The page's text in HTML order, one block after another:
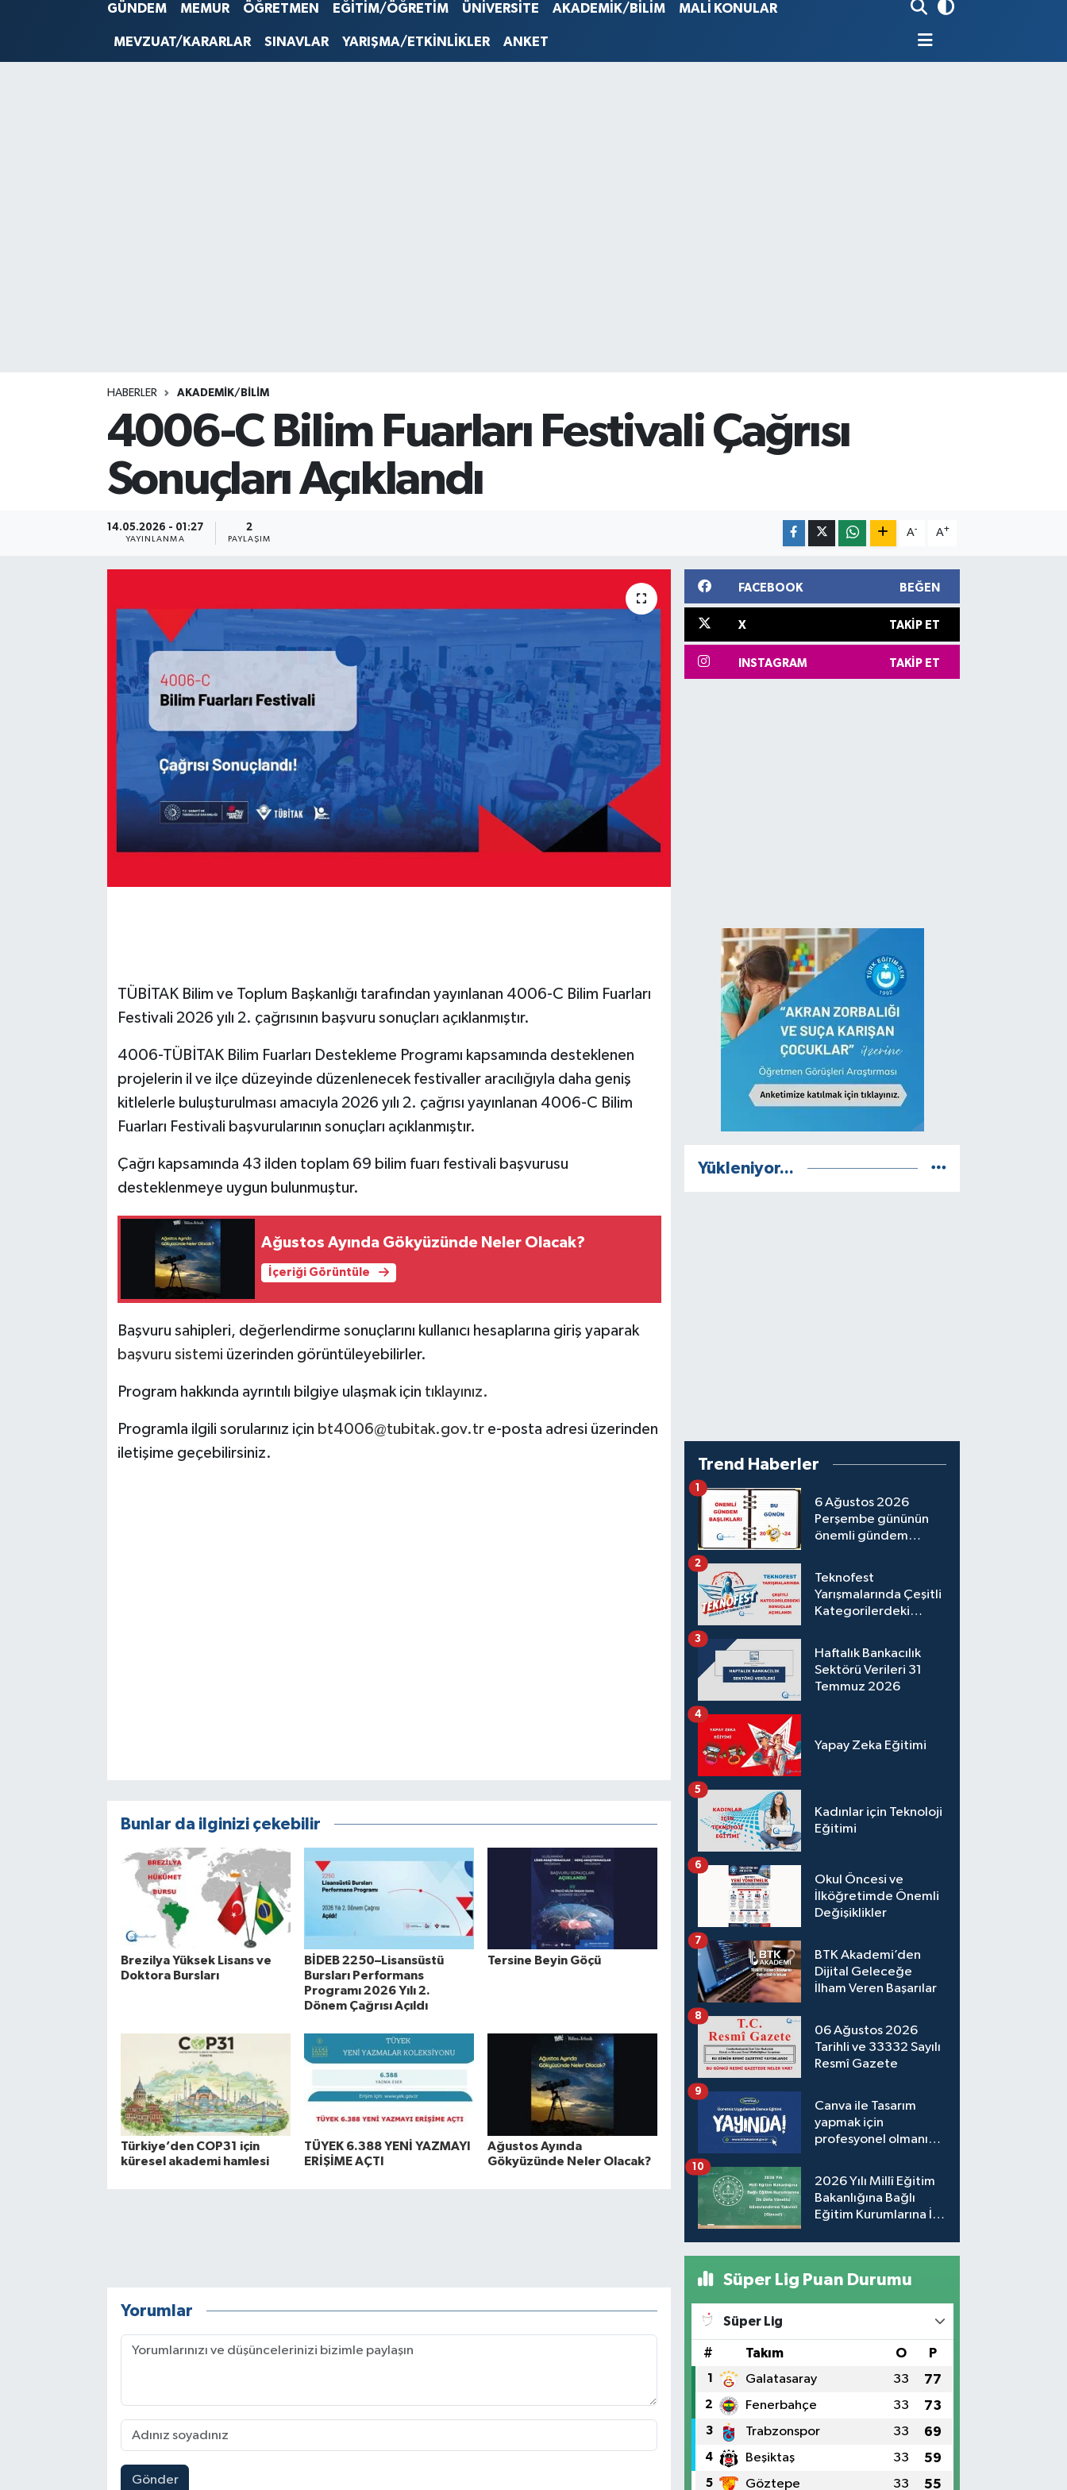
STERLİN
GÜNDEM MEMUR ÖĞRETMEN EĞİTİM/ÖĞRETİM ÜNİVERSİTE AKADEMİK/BİLİM MALİ KONULAR
MEVZUAT/KARARLAR SINAVLAR YARIŞMA/ETKİNLİKLER ANKET
HABERLER AKADEMİK/BİLİM
4006-C Bilim Fuarları Festivali Çağrısı
Sonuçları Açıklandı
14.05.2026 - 01:27
YAYINLANMA
2
PAYLAŞIM
A- A+
TÜBİTAK Bilim ve Toplum Başkanlığı tarafından yayınlanan 4006-C Bilim Fuarları
Festivali 2026 yılı 2. çağrısının başvuru sonuçları açıklanmıştır.
4006-TÜBİTAK Bilim Fuarları Destekleme Programı kapsamında desteklenen
projelerin il ve ilçe düzeyinde düzenlenecek festivaller aracılığıyla daha geniş
kitlelerle buluşturulması amacıyla 2026 yılı 2. çağrısı yayınlanan 4006-C Bilim
Fuarları Festivali başvurularının sonuçları açıklanmıştır.
Çağrı kapsamında 43 ilden toplam 69 bilim fuarı festivali başvurusu
desteklenmeye uygun bulunmuştur.
Ağustos Ayında Gökyüzünde Neler Olacak?
İçeriği Görüntüle
Başvuru sahipleri, değerlendirme sonuçlarını kullanıcı hesaplarına giriş yaparak
başvuru sistemi üzerinden görüntüleyebilirler.
Program hakkında ayrıntılı bilgiye ulaşmak için tıklayınız.
Programla ilgili sorularınız için bt4006@tubitak.gov.tre-posta adresi üzerinden
iletişime geçebilirsiniz.
Bunlar da ilginizi çekebilir
Brezilya Yüksek Lisans ve
Doktora Bursları
BİDEB 2250–Lisansüstü
Bursları Performans
Programı 2026 Yılı 2.
Dönem Çağrısı Açıldı
Tersine Beyin Göçü
Türkiye’den COP31 için
küresel akademi hamlesi
TÜYEK 6.388 YENİ YAZMAYI
ERİŞİME AÇTI
Ağustos Ayında
Gökyüzünde Neler Olacak?
Yorumlar
Gönder
FACEBOOK BEĞEN
X TAKIP ET
INSTAGRAM TAKIP ET
Yükleniyor...
Trend Haberler
6 Ağustos 2026
Perşembe gününün
önemli gündem
1
Teknofest
Yarışmalarında Çeşitli
Kategorilerdeki
2
Haftalık Bankacılık
Sektörü Verileri 31
Temmuz 2026
3
Yapay Zeka Eğitimi
4
Kadınlar için Teknoloji
Eğitimi
5
Okul Öncesi ve
İlköğretimde Önemli
Değişiklikler
6
BTK Akademi’den
Dijital Geleceğe
İlham Veren Başarılar
7
06 Ağustos 2026
Tarihli ve 33332 Sayılı
Resmî Gazete
8
Canva ile Tasarım
yapmak için
profesyonel olmanıza
9
2026 Yılı Millî Eğitim
Bakanlığına Bağlı
Eğitim Kurumlarına İlk
10
Süper Lig Puan Durumu
Süper Lig
# Takım O P
1 Galatasaray 33 77
2 Fenerbahçe 33 73
3 Trabzonspor 33 69
4 Beşiktaş 33 59
5 Göztepe 33 55